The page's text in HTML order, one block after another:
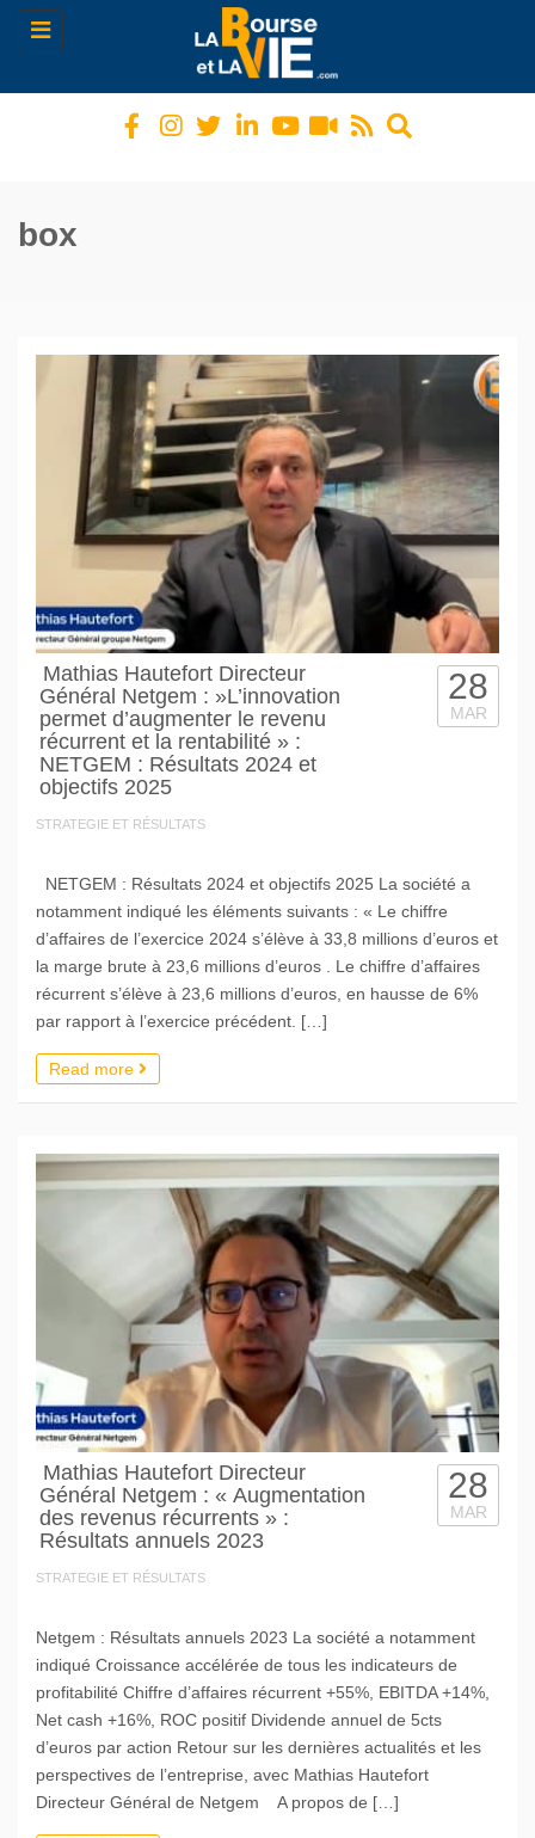
Toggle
navigation
box
Mathias Hautefort Directeur
Général Netgem : »L’innovation
permet d’augmenter le revenu
récurrent et la rentabilité » :
NETGEM : Résultats 2024 et
objectifs 2025
STRATEGIE ET RÉSULTATS
28
MAR
NETGEM : Résultats 2024 et objectifs 2025 La société a
notamment indiqué les éléments suivants : « Le chiffre
d’affaires de l’exercice 2024 s’élève à 33,8 millions d’euros et
la marge brute à 23,6 millions d’euros . Le chiffre d’affaires
récurrent s’élève à 23,6 millions d’euros, en hausse de 6%
par rapport à l’exercice précédent. […]
Read more
Mathias Hautefort Directeur
Général Netgem : « Augmentation
des revenus récurrents » :
Résultats annuels 2023
STRATEGIE ET RÉSULTATS
28
MAR
Netgem : Résultats annuels 2023 La société a notamment
indiqué Croissance accélérée de tous les indicateurs de
profitabilité Chiffre d’affaires récurrent +55%, EBITDA +14%,
Net cash +16%, ROC positif Dividende annuel de 5cts
d’euros par action Retour sur les dernières actualités et les
perspectives de l’entreprise, avec Mathias Hautefort
Directeur Général de Netgem A propos de […]